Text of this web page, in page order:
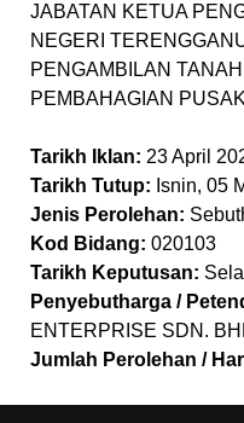
JABATAN KETUA
NEGERI
PENGAMBILAN
PEMBAHAGIAN
Tarikh Iklan: 23 April
Tarikh Tutup: Isnin, 05
Jenis Perolehan:
Kod Bidang: 020103
Tarikh Keputusan:
Penyebutharga /
ENTERPRISE SDN.
Jumlah Perolehan /